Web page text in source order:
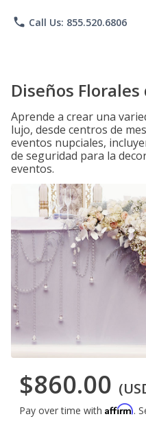
phone Call Us: 855.520.6806
Diseños Florales
Aprende a crear una
lujo, desde centros de
eventos nupciales,
de seguridad para la
eventos.
$860.00
Pay over time with Affirm.